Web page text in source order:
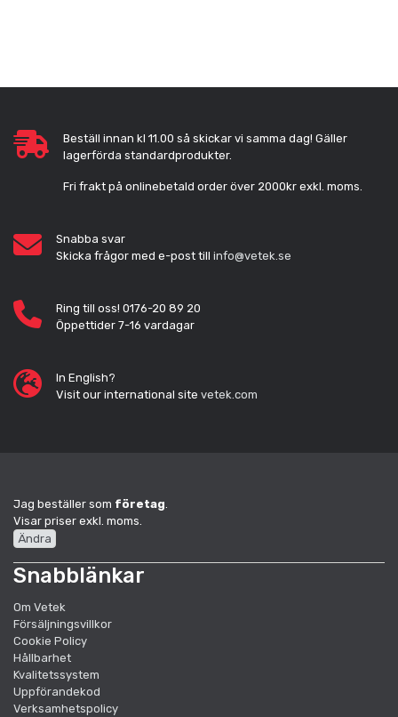
Beställ innan kl 11.00 så skickar vi samma dag! Gäller
lagerförda standardprodukter.
Fri frakt på onlinebetald order över 2000kr exkl. moms.
Snabba svar
Skicka frågor med e-post till info@vetek.se
Ring till oss! 0176-20 89 20
Öppettider 7-16 vardagar
In English?
Visit our international site vetek.com
Jag beställer som företag
Visar priser exkl. moms.
Ändra
Snabblänkar
Om Vetek
Försäljningsvillkor
Cookie Policy
Hållbarhet
Kvalitetssystem
Uppförandekod
Verksamhetspolicy